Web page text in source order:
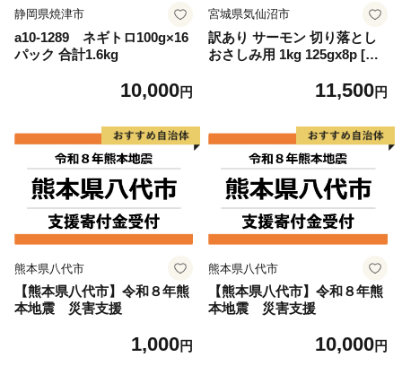
静岡県焼津市
a10-1289 ネギトロ100g×16
パック 合計1.6kg
10,000円
宮城県気仙沼市
訳あり サーモン 切り落とし
おさしみ用 1kg 125gx8p [足
4313] 魚 魚介類 鮭 お刺し身
介
11,500円
熊本県八代市
【熊本県八代市】令和８年熊
本地震 災害支援
1,000円
熊本県八代市
【熊本県八代市】令和８年熊
本地震 災害支援
10,000円